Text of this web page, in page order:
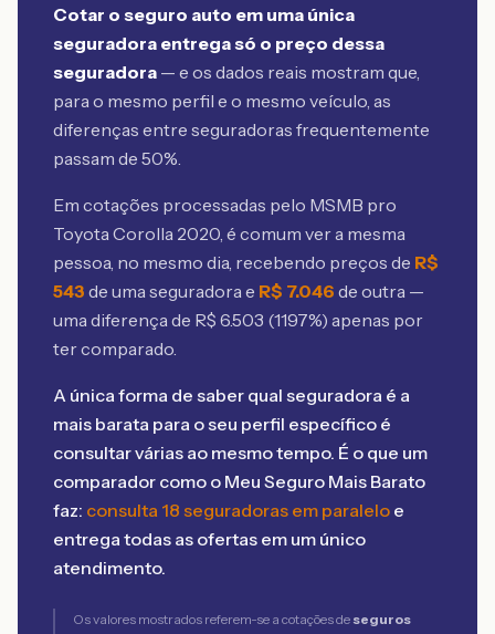
Cotar o seguro auto em uma única
seguradora entrega só o preço dessa
seguradora — e os dados reais mostram que,
para o mesmo perfil e o mesmo veículo, as
diferenças entre seguradoras frequentemente
passam de 50%.
Em cotações processadas pelo MSMB pro
Toyota Corolla 2020, é comum ver a mesma
pessoa, no mesmo dia, recebendo preços de R$
543 de uma seguradora e R$ 7.046 de outra —
uma diferença de R$ 6.503 (1197%) apenas por
ter comparado.
A única forma de saber qual seguradora é a
mais barata para o seu perfil específico é
consultar várias ao mesmo tempo. É o que um
comparador como o Meu Seguro Mais Barato
faz: consulta 18 seguradoras em paralelo e
entrega todas as ofertas em um único
atendimento.
Os valores mostrados referem-se a cotações de seguros